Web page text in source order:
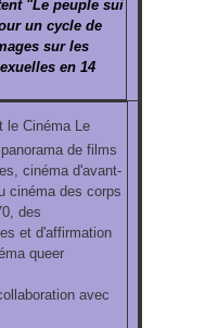
"Le peuple sui
un cycle de
sur les
en 14
le Cinéma Le
de films
cinéma d'avant-
cinéma des corps
des
et d'affirmation
queer
avec